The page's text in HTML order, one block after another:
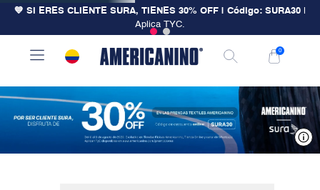
💙 SI ERES CLIENTE SURA, TIENES 30% OFF | Código: SURA30
Aplica TYC.
0